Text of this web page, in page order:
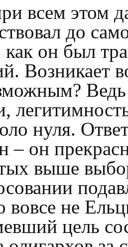
всем этом
до
как он был
Возникает
нуля.
– он
выше
вовсе не
цель